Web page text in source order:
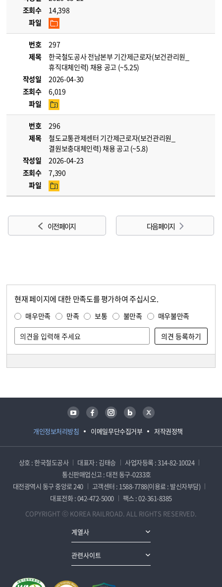
조회수
14,398
파일
번호
297
제목
한국철도공사 전남본부 기간제근로자(보건관리원_
휴직대체인력) 채용 공고 (~5.25)
작성일
2026-04-30
조회수
6,019
파일
번호
296
제목
철도교통관제센터 기간제근로자(보건관리원_
결원보충대체인력) 채용 공고 (~5.8)
작성일
2026-04-23
조회수
7,390
파일
이전 페이지 다음 페이지
현재 페이지에 대한 만족도를 평가하여 주십시오.
매우만족 만족 보통 불만족 매우불만족
개인정보처리방침 이메일무단수집거부 저작권정책
유튜브 페이스북 인스타그램 블로그 트위터
상호 : 한국철도공사 대표자 : 김태승
사업자등록 : 314-82-10024
통신판매업신고 : 대전 동구-0233호
대전광역시 동구 중앙로 240
고객센터 : 1588-7788(이용료 : 발신자부담)
대표전화 : 042-472-5000
팩스 : 02-361-8385
COPYRIGHT ⓒ KOREA RAILROAD. ALL RIGHTS RESERVED.
계열사
관련사이트